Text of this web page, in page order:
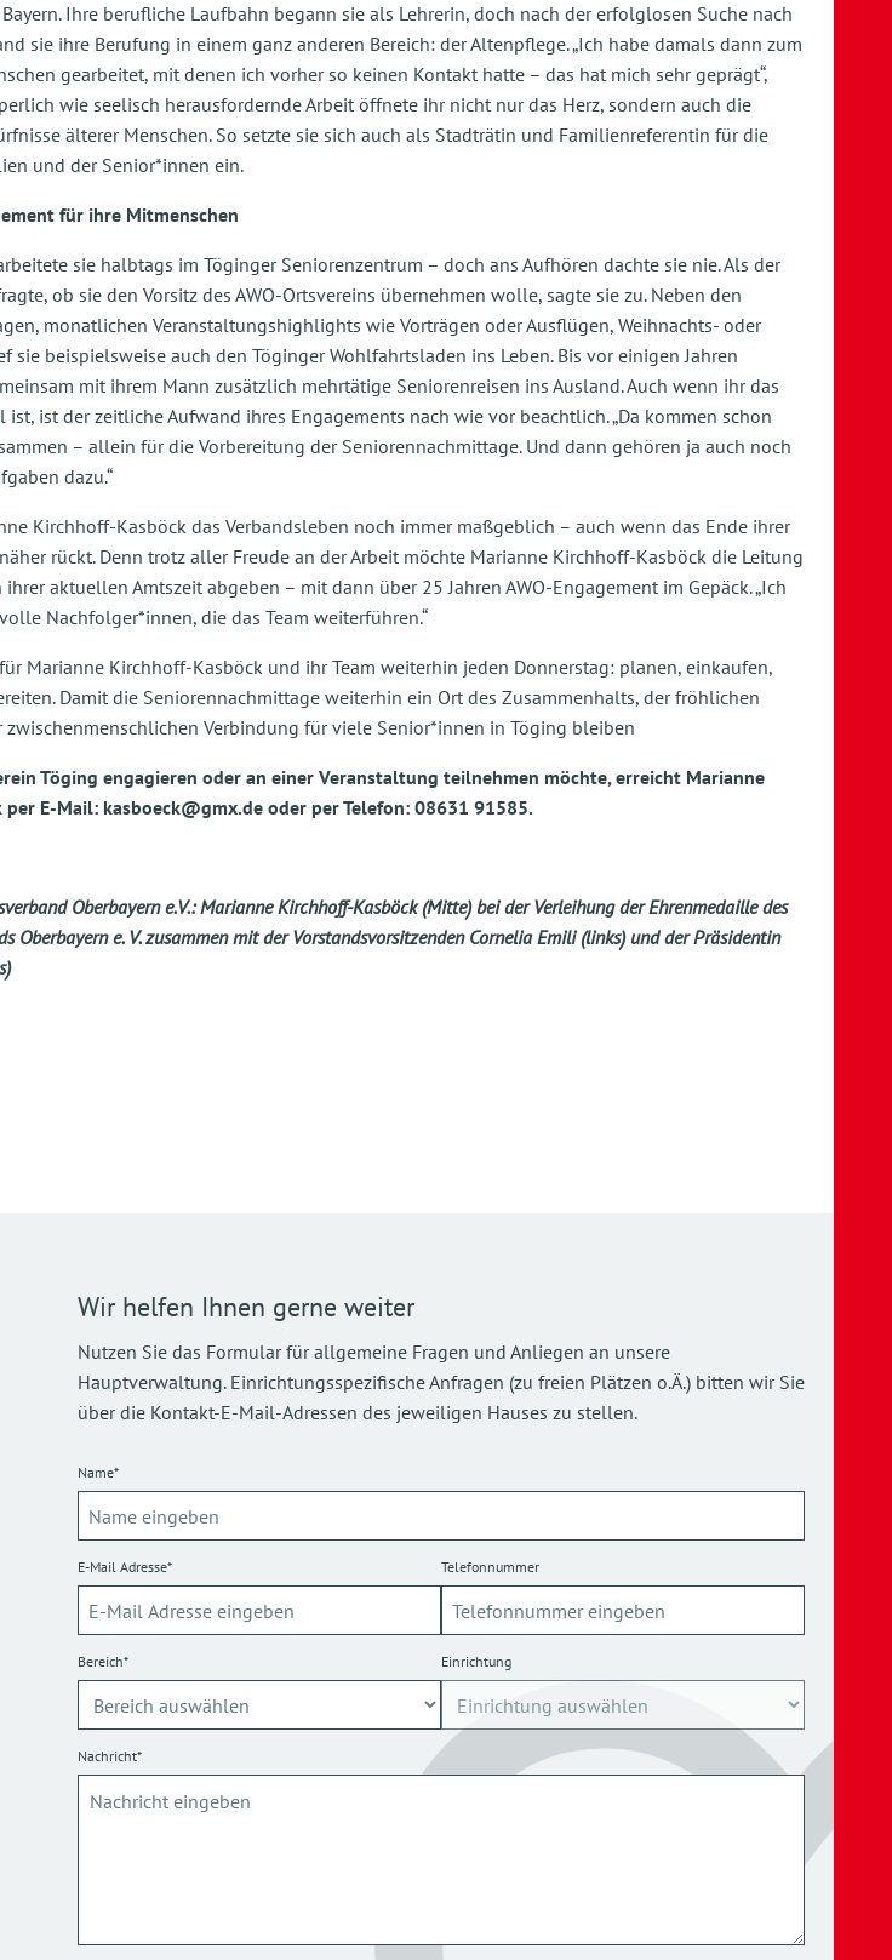
Ihre berufliche Laufbahn begann sie als Lehrerin, doch nach der erfolglosen Suche nach
sie ihre Berufung in einem ganz anderen Bereich: der Altenpflege. „Ich habe damals dann zum
gearbeitet, mit denen ich vorher so keinen Kontakt hatte – das hat mich sehr geprägt“,
wie seelisch herausfordernde Arbeit öffnete ihr nicht nur das Herz, sondern auch die
älterer Menschen. So setzte sie sich auch als Stadträtin und Familienreferentin für die
und der Senior*innen ein.
für ihre Mitmenschen
sie halbtags im Töginger Seniorenzentrum – doch ans Aufhören dachte sie nie. Als der
ob sie den Vorsitz des AWO-Ortsvereins übernehmen wolle, sagte sie zu. Neben den
monatlichen Veranstaltungshighlights wie Vorträgen oder Ausflügen, Weihnachts- oder
sie beispielsweise auch den Töginger Wohlfahrtsladen ins Leben. Bis vor einigen Jahren
mit ihrem Mann zusätzlich mehrtätige Seniorenreisen ins Ausland. Auch wenn ihr das
ist der zeitliche Aufwand ihres Engagements nach wie vor beachtlich. „Da kommen schon
– allein für die Vorbereitung der Seniorennachmittage. Und dann gehören ja auch noch
dazu.“
Kirchhoff-Kasböck das Verbandsleben noch immer maßgeblich – auch wenn das Ende ihrer
rückt. Denn trotz aller Freude an der Arbeit möchte Marianne Kirchhoff-Kasböck die Leitung
ihrer aktuellen Amtszeit abgeben – mit dann über 25 Jahren AWO-Engagement im Gepäck. „Ich
Nachfolger*innen, die das Team weiterführen.“
Marianne Kirchhoff-Kasböck und ihr Team weiterhin jeden Donnerstag: planen, einkaufen,
Damit die Seniorennachmittage weiterhin ein Ort des Zusammenhalts, der fröhlichen
zwischenmenschlichen Verbindung für viele Senior*innen in Töging bleiben
Töging engagieren oder an einer Veranstaltung teilnehmen möchte, erreicht Marianne
E-Mail: kasboeck@gmx.de oder per Telefon: 08631 91585.
Oberbayern e.V.: Marianne Kirchhoff-Kasböck (Mitte) bei der Verleihung der Ehrenmedaille des
Oberbayern e. V. zusammen mit der Vorstandsvorsitzenden Cornelia Emili (links) und der Präsidentin
Wir helfen Ihnen gerne weiter
Nutzen Sie das Formular für allgemeine Fragen und Anliegen an unsere
Hauptverwaltung. Einrichtungsspezifische Anfragen (zu freien Plätzen o.Ä.) bitten wir Sie
über die Kontakt-E-Mail-Adressen des jeweiligen Hauses zu stellen.
Name*
E-Mail Adresse* Telefonnummer
Bereich* Einrichtung
Nachricht*